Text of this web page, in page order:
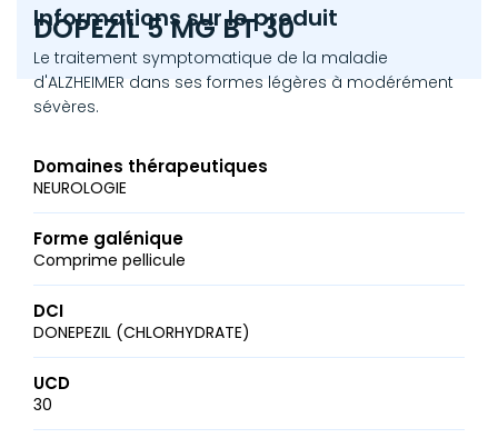
DOPEZIL 5 MG BT 30
Informations sur le produit
Le traitement symptomatique de la maladie
d'ALZHEIMER dans ses formes légères à modérément
sévères.
Domaines thérapeutiques
NEUROLOGIE
Forme galénique
Comprime pellicule
DCI
DONEPEZIL (CHLORHYDRATE)
UCD
30